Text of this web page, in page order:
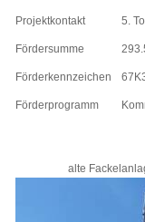
Projektkontakt 5.
Fördersumme
Förderkennzeichen
Förderprogramm
alte